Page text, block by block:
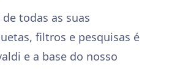
todas as suas
filtros e pesquisas é
e a base do nosso